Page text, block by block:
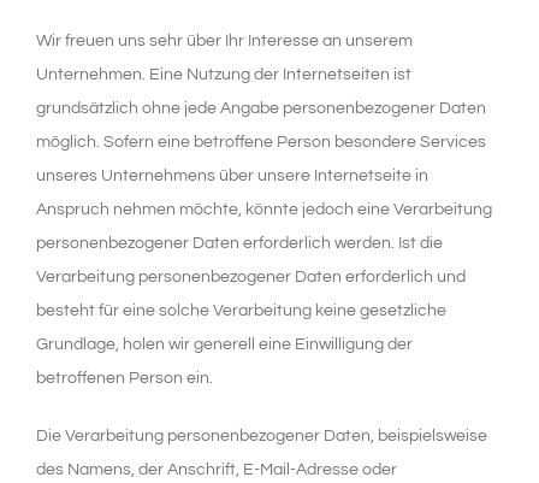
TAGUNGSZENTRUM
WELLNESS
NATUR & KULTUR
ANGEBOTE
WISSENSWERTES
Wir freuen uns sehr über Ihr Interesse an unserem
Unternehmen. Eine Nutzung der Internetseiten ist
grundsätzlich ohne jede Angabe personenbezogener Daten
möglich. Sofern eine betroffene Person besondere Services
unseres Unternehmens über unsere Internetseite in
Anspruch nehmen möchte, könnte jedoch eine Verarbeitung
personenbezogener Daten erforderlich werden. Ist die
Verarbeitung personenbezogener Daten erforderlich und
besteht für eine solche Verarbeitung keine gesetzliche
Grundlage, holen wir generell eine Einwilligung der
betroffenen Person ein.
Die Verarbeitung personenbezogener Daten, beispielsweise
des Namens, der Anschrift, E-Mail-Adresse oder